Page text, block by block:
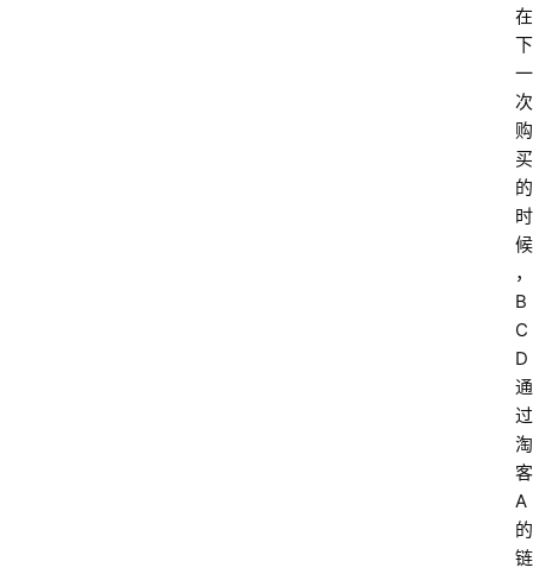
在
下
一
次
购
买
的
时
候
，
B
C
D
通
过
淘
客
A
的
链